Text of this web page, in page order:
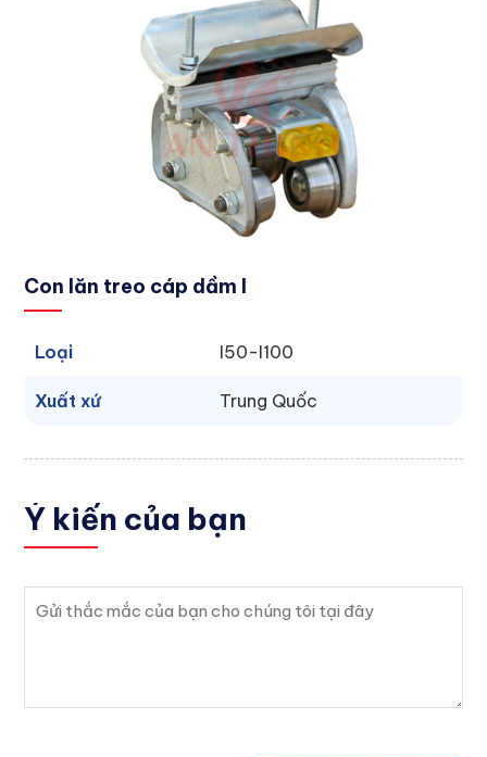
Con lăn treo cáp dầm I
Loại I50-I100
Xuất xứ Trung Quốc
Ý kiến của bạn